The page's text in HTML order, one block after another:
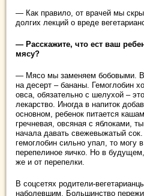
— Как правило, от врачей мы
долгих лекций о вреде
— Расскажите, что ест ваш
мясу?
— Мясо мы заменяем бобовыми.
на десерт – бананы. Гемоглобин
овса, обязательно с шелухой –
лекарство. Иногда в напиток
основном, ребенок питается
гречневая, овсяная с яблоками,
начала давать свежевыжатый
гемоглобин сильно упал, то могу
перепелиное яичко. Но в
же и от перепелки.
В соцсетях родители-
наболевшим. Большинство